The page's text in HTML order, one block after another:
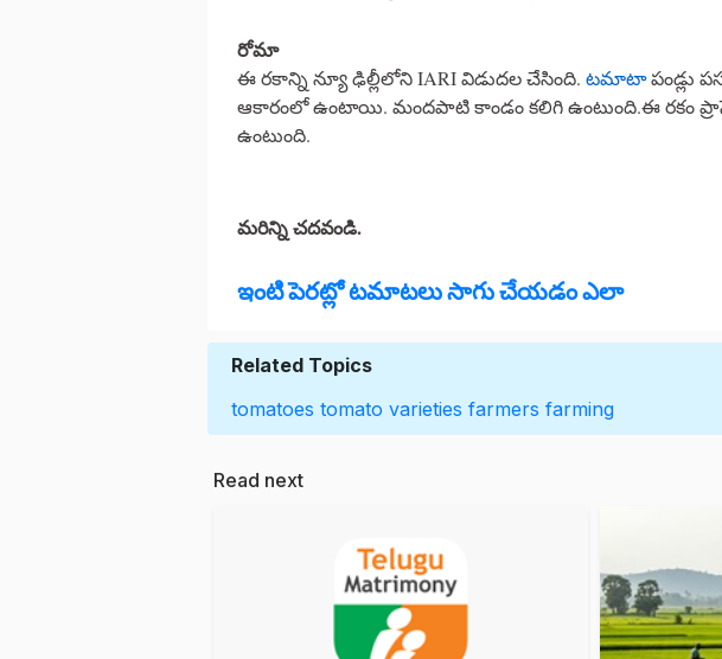
రోమా
ఈ రకాన్ని న్యూ ఢిల్లీలోని IARI విడుదల చేసింది. టమాటాపండ్లు
ఆకారంలో ఉంటాయి. మందపాటి కాండం కలిగి ఉంటుంది.ఈ రకం
ఉంటుంది.
మరిన్ని చదవండి.
ఇంటి పెరట్లో టమాటలు సాగు చేయడం ఎలా
Related Topics
tomatoes tomato varieties farmers farming
Read next